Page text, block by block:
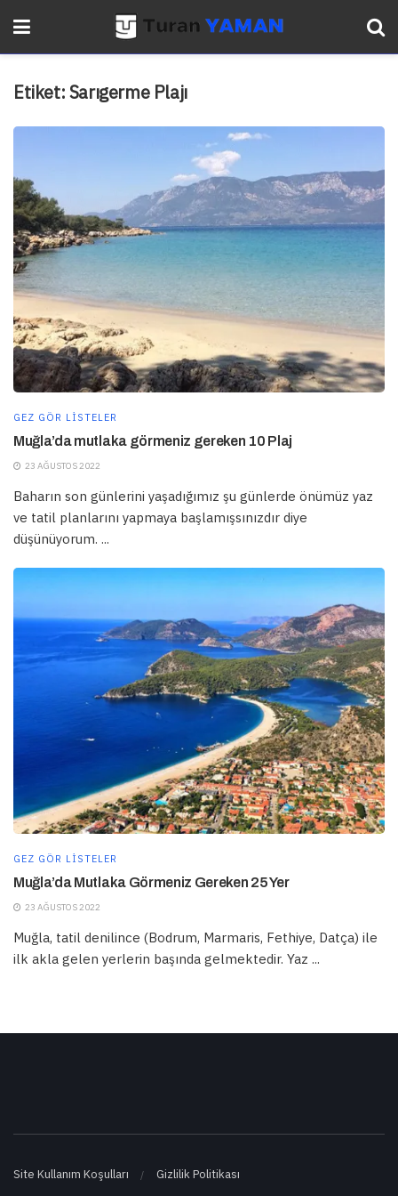
Etiket:Sarıgerme Plajı
GEZ GÖR LISTELER
Muğla’da mutlaka görmeniz gereken 10 Plaj
23 AĞUSTOS 2022
Baharın son günlerini yaşadığımız şu günlerde önümüz yaz
ve tatil planlarını yapmaya başlamışsınızdır diye
düşünüyorum. ...
GEZ GÖR LISTELER
Muğla’da Mutlaka Görmeniz Gereken 25 Yer
23 AĞUSTOS 2022
Muğla, tatil denilince (Bodrum, Marmaris, Fethiye, Datça) ile
ilk akla gelen yerlerin başında gelmektedir. Yaz ...
Site Kullanım Koşulları Gizlilik Politikası